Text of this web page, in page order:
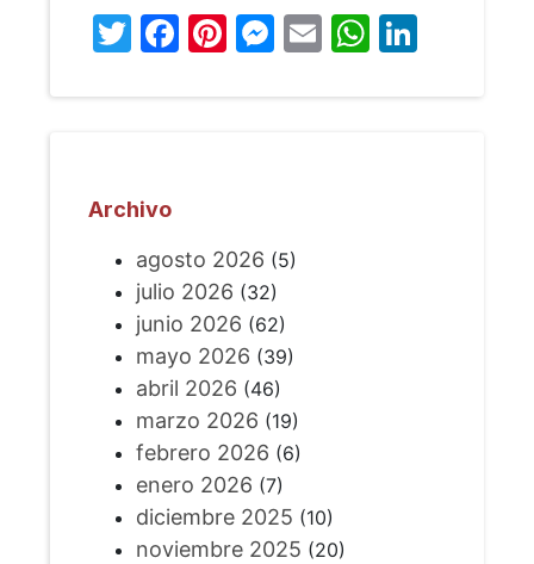
Twitter
Facebook
Pinterest
Messenger
Email
Archivo
agosto 2026 (5)
julio 2026 (32)
junio 2026 (62)
mayo 2026 (39)
abril 2026 (46)
marzo 2026 (19)
febrero 2026 (6)
enero 2026 (7)
diciembre 2025 (10)
noviembre 2025 (20)